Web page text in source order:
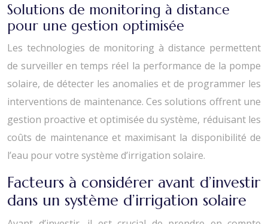
Solutions de monitoring à distance
pour une gestion optimisée
Les technologies de monitoring à distance permettent
de surveiller en temps réel la performance de la pompe
solaire, de détecter les anomalies et de programmer les
interventions de maintenance. Ces solutions offrent une
gestion proactive et optimisée du système, réduisant les
coûts de maintenance et maximisant la disponibilité de
l’eau pour votre système d’irrigation solaire.
Facteurs à considérer avant d’investir
dans un système d’irrigation solaire